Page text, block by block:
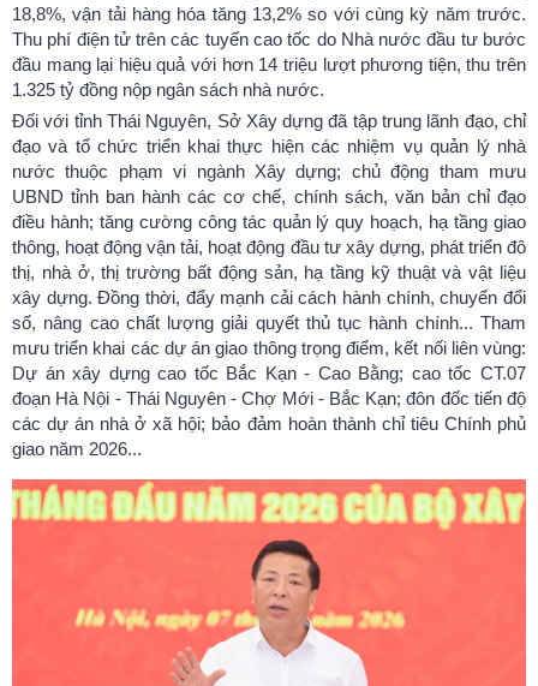
18,8%, vận tải hàng hóa tăng 13,2% so với cùng kỳ năm trước.
Thu phí điện tử trên các tuyến cao tốc do Nhà nước đầu tư bước
đầu mang lại hiệu quả với hơn 14 triệu lượt phương tiện, thu trên
1.325 tỷ đồng nộp ngân sách nhà nước.
Đối với tỉnh Thái Nguyên, Sở Xây dựng đã tập trung lãnh đạo, chỉ
đạo và tổ chức triển khai thực hiện các nhiệm vụ quản lý nhà
nước thuộc phạm vi ngành Xây dựng; chủ động tham mưu
UBND tỉnh ban hành các cơ chế, chính sách, văn bản chỉ đạo
điều hành; tăng cường công tác quản lý quy hoạch, hạ tầng giao
thông, hoạt động vận tải, hoạt động đầu tư xây dựng, phát triển đô
thị, nhà ở, thị trường bất động sản, hạ tầng kỹ thuật và vật liệu
xây dựng. Đồng thời, đẩy mạnh cải cách hành chính, chuyển đổi
số, nâng cao chất lượng giải quyết thủ tục hành chính... Tham
mưu triển khai các dự án giao thông trọng điểm, kết nối liên vùng:
Dự án xây dựng cao tốc Bắc Kạn - Cao Bằng; cao tốc CT.07
đoạn Hà Nội - Thái Nguyên - Chợ Mới - Bắc Kạn; đôn đốc tiến độ
các dự án nhà ở xã hội; bảo đảm hoàn thành chỉ tiêu Chính phủ
giao năm 2026...